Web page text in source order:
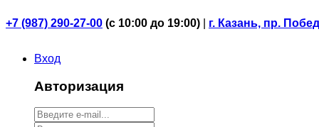
+7 (987) 290-27-00 (с 10:00 до 19:00) г. Казань, пр.
Вход
Авторизация